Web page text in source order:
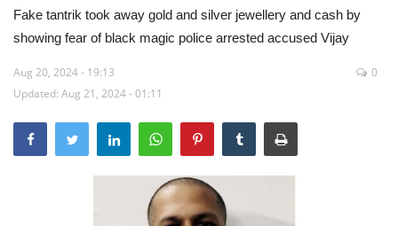
मुख्य समाचार
विदेश
राष्ट्रीय
Fake tantrik took away gold and silver jewellery and cash by
showing fear of black magic police arrested accused Vijay
Aug 20, 2024 - 19:13
Updated: Aug 21, 2024 - 01:11
0